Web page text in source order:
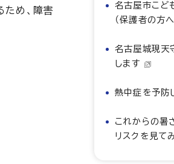
ため、障害
名古屋市こど
（保護者の方
名古屋城現天
します
熱中症を予防
これからの暑
リスクを見て